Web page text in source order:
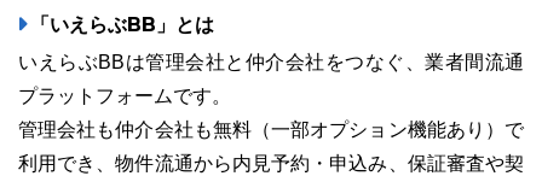
「いえらぶBB」とは
いえらぶBBは管理会社と仲介会社をつなぐ、業者間流通
プラットフォームです。
管理会社も仲介会社も無料（一部オプション機能あり）で
利用でき、物件流通から内見予約・申込み、保証審査や契